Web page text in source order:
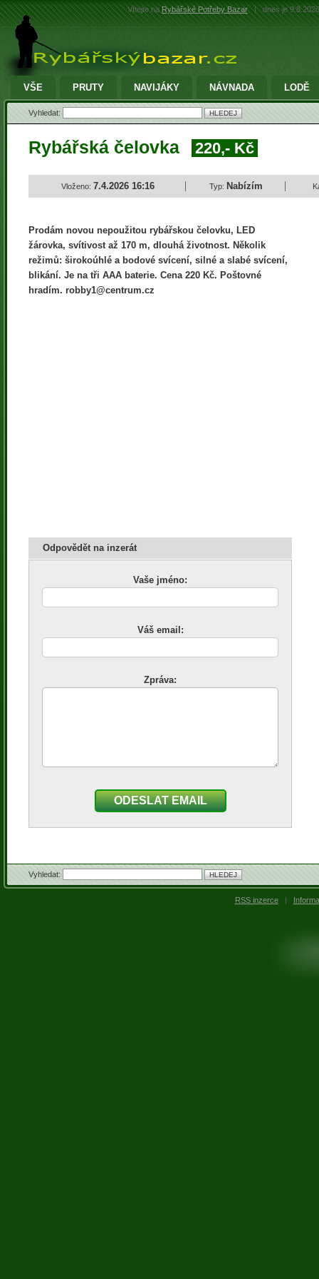
Vítejte naRybářské Potřeby Bazar | dnes je
VŠE PRUTY NAVIJÁKY NÁVNADA LODĚ
Vyhledat:
Rybářská čelovka 220,- Kč
Vloženo: 7.4.2026 16:16 Typ: Nabízím
Prodám novou nepoužitou rybářskou čelovku, LED
žárovka, svítivost až 170 m, dlouhá životnost. Několik
režimů: širokoúhlé a bodové svícení, silné a slabé svícení,
blikání. Je na tři AAA baterie. Cena 220 Kč. Poštovné
hradím. robby1@centrum.cz
Odpovědět na inzerát
Vaše jméno:
Váš email:
Zpráva:
ODESLAT EMAIL
Vyhledat:
RSS inzerce |